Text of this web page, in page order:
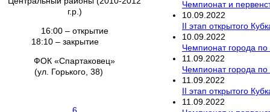
г.р.)
16:00 – открытие
18:10 – закрытие
ФОК «Спартаковец»
(ул. Горького, 38)
Чемпионат и
10 09 2022
II этап открытого
10 09 2022
Чемпионат города по
11 09 2022
Чемпионат города по
11 09 2022
II этап открытого
11 09 2022